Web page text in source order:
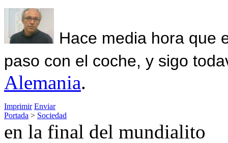
Hace media hora que
paso con el coche, y sigo
Alemania.
Imprimir Enviar
Portada > Sociedad
en la final del mundialito